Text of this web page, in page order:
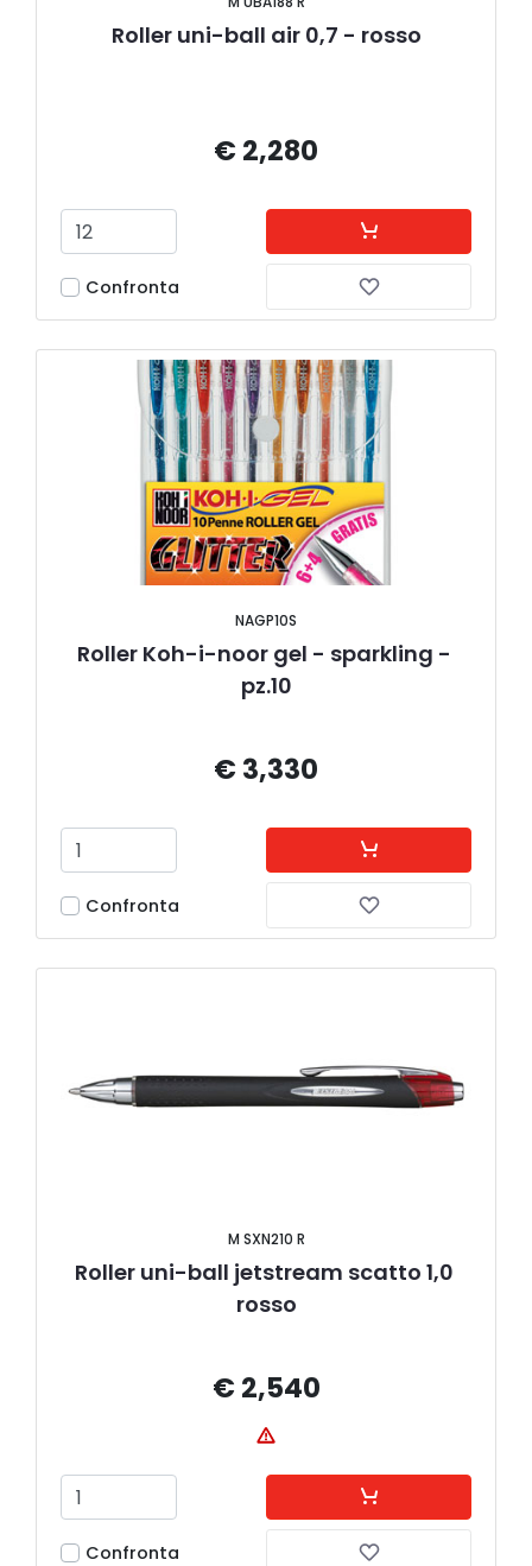
Roller uni-ball air 0,7 - rosso
€ 2,280
Confronta
NAGP10S
Roller Koh-i-noor gel - sparkling -
pz.10
€ 3,330
Confronta
M SXN210 R
Roller uni-ball jetstream scatto 1,0
rosso
€ 2,540
Confronta